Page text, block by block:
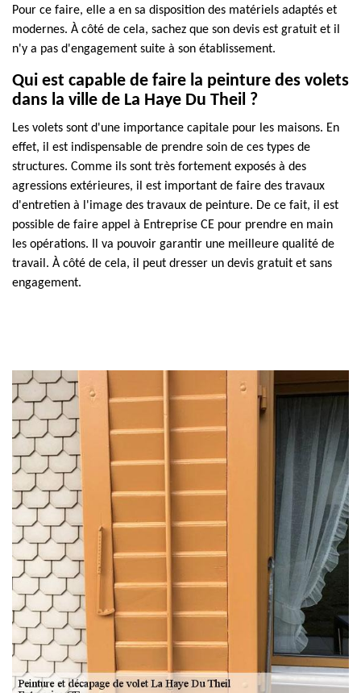
Pour ce faire, elle a en sa disposition des matériels adaptés et
modernes. À côté de cela, sachez que son devis est gratuit et il
n'y a pas d'engagement suite à son établissement.
Qui est capable de faire la peinture des volets
dans la ville de La Haye Du Theil ?
Les volets sont d'une importance capitale pour les maisons. En
effet, il est indispensable de prendre soin de ces types de
structures. Comme ils sont très fortement exposés à des
agressions extérieures, il est important de faire des travaux
d'entretien à l'image des travaux de peinture. De ce fait, il est
possible de faire appel à Entreprise CE pour prendre en main
les opérations. Il va pouvoir garantir une meilleure qualité de
travail. À côté de cela, il peut dresser un devis gratuit et sans
engagement.